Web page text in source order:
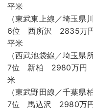
平米
（東武東上線／埼玉県
6位 西所沢 2835万
平米
（西武池袋線／埼玉県
7位 新柏 2980万円
米
（東武野田線／千葉県
7位 馬込沢 2980万